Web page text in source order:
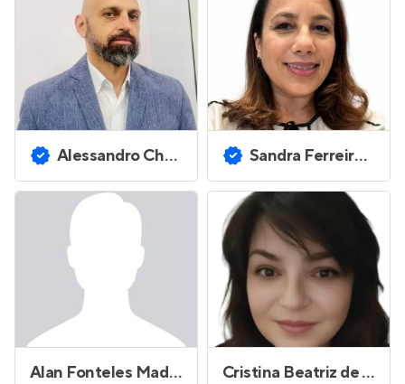
Alessandro Charles Proficio Sandra Ferreira Machado
Alan Fonteles Madeira Cristina Beatriz de Jesus Oliveira Palacio